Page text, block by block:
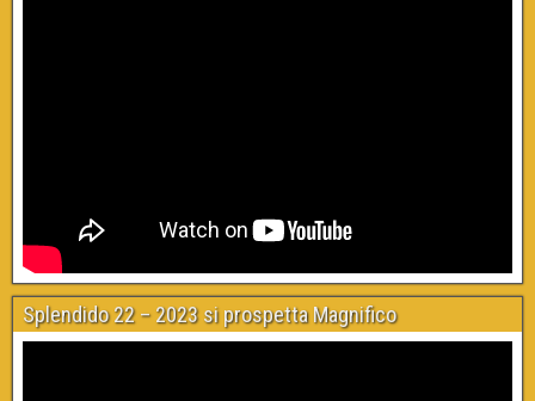
Splendido 22 – 2023 si prospetta Magnifico